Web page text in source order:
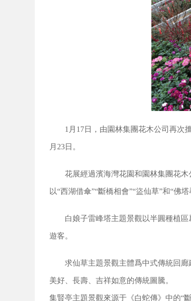
1月17日，由園林集團花木公司再次
月23日。
花展經過濱海灣花園和園林集團花
以“西湖借傘”“斷橋相會”“盜仙草”和“佛
白娘子雷峰塔主題景觀以半圓種植
遊客。
求仙草主題景觀主體爲中式傳統回
美好、長壽、吉祥如意的傳統圖騰。
集賢亭主題景觀來源于《白蛇傳》中的“